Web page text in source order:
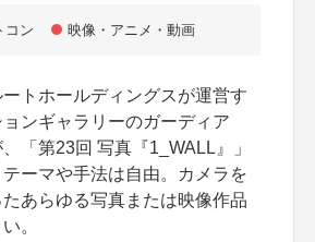
コン 映像・アニメ・動画
トホールディングスが運営す
ンギャラリーのガーディア
「第23回 写真『1_WALL』」
ーマや手法は自由。カメラを
あらゆる写真または映像作品
。